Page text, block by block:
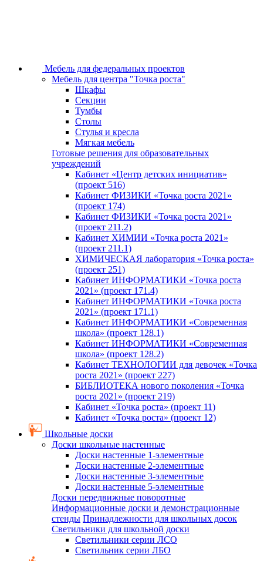
Мебель для федеральных проектов
Мебель для центра "Точка роста"
Шкафы
Секции
Тумбы
Столы
Стулья и кресла
Мягкая мебель
Готовые решения для образовательных
учреждений
Кабинет «Центр детских инициатив»
(проект 516)
Кабинет ФИЗИКИ «Точка роста 2021»
(проект 174)
Кабинет ФИЗИКИ «Точка роста 2021»
(проект 211.2)
Кабинет ХИМИИ «Точка роста 2021»
(проект 211.1)
ХИМИЧЕСКАЯ лаборатория «Точка роста»
(проект 251)
Кабинет ИНФОРМАТИКИ «Точка роста
2021» (проект 171.4)
Кабинет ИНФОРМАТИКИ «Точка роста
2021» (проект 171.1)
Кабинет ИНФОРМАТИКИ «Современная
школа» (проект 128.1)
Кабинет ИНФОРМАТИКИ «Современная
школа» (проект 128.2)
Кабинет ТЕХНОЛОГИИ для девочек «Точка
роста 2021» (проект 227)
БИБЛИОТЕКА нового поколения «Точка
роста 2021» (проект 219)
Кабинет «Точка роста» (проект 11)
Кабинет «Точка роста» (проект 12)
Школьные доски
Доски школьные настенные
Доски настенные 1-элементные
Доски настенные 2-элементные
Доски настенные 3-элементные
Доски настенные 5-элементные
Доски передвижные поворотные
Информационные доски и демонстрационные
стенды Принадлежности для школьных досок
Светильники для школьной доски
Светильники серии ЛСО
Светильник серии ЛБО